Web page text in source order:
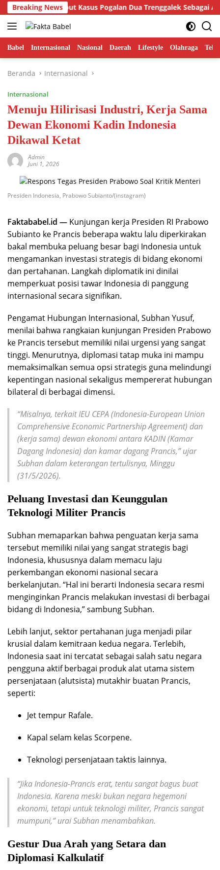
Langsung
ke
konten
Breaking News
Putra Sebut Kasus Pogalan Dua Trenggalek Sebagai Alarm
Babel Internasional Nasional Daerah Lifestyle Olahraga
Beranda Internasional
Internasional
Menuju Hilirisasi Industri, Kerja Sama
Dewan Ekonomi Kadin Indonesia
Dikawal Ketat
Admin
Juni 1, 2026
Presiden Indonesia, Prabowo Subianto/(instagram)
Faktababel.id — Kunjungan kerja Presiden RI Prabowo
Subianto ke Prancis beberapa waktu lalu diperkirakan
bakal membuka peluang besar bagi Indonesia untuk
mengamankan investasi strategis di bidang ekonomi
dan pertahanan. Langkah diplomatik ini dinilai
memperkuat posisi tawar Indonesia di panggung
internasional secara signifikan.
Pengamat Hubungan Internasional, Subhan Yusuf,
menilai bahwa rangkaian kunjungan Presiden Prabowo
ke Prancis tersebut memiliki nilai urgensi yang sangat
tinggi. Menurutnya, diplomasi tatap muka ini mampu
memaksimalkan semua opsi strategis guna melindungi
kepentingan nasional sekaligus mempererat hubungan
bilateral di berbagai dimensi.
“Misalnya, terkait IEU CEPA (Indonesia-European Union
Comprehensive Economic Partnership Agreement) dan
(kerja sama) dewan ekonomi antara KADIN (Kamar
Dagang Indonesia) dan kamar dagang Prancis,” ujar
Subhan dalam keterangan tertulisnya, Minggu
(31/5/2026).
Peluang Investasi dan Keunggulan
Teknologi Militer Prancis
Subhan memaparkan bahwa penguatan kerja sama
tersebut memiliki nilai yang sangat strategis bagi
Indonesia, khususnya dalam memacu laju
perkembangan ekonomi nasional secara
berkelanjutan. “Hal ini berarti Indonesia secara resmi
menginginkan Prancis melakukan investasi di berbagai
bidang di Indonesia,” sambung Subhan.
Lebih lanjut, sektor pertahanan juga menjadi pilar
krusial dalam kemitraan kedua negara. Terlebih,
Indonesia saat ini tercatat sebagai salah satu negara
pengguna aktif berbagai produk alat utama sistem
persenjataan (alutsista) mutakhir buatan Prancis,
seperti:
Jet tempur Rafale.
Kapal selam kelas Scorpene.
Teknologi persenjataan taktis lainnya.
“Jika Indonesia-Prancis erat, tentu sangat bagus buat
Indonesia. Karena meski bukan negara hegemoni
ekonomi, tetapi untuk teknologi militer, Prancis sangat
mumpuni,” urai Subhan menambahkan.
Gestur Dua Arah yang Setara dan
Diplomasi Kalkulatif